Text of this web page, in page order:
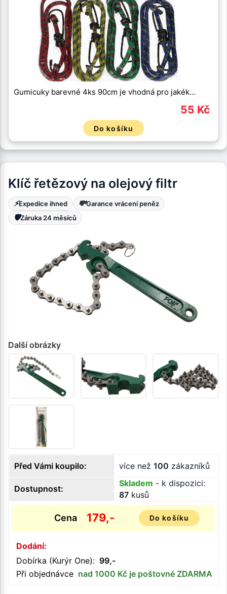
Gumicuky barevné 4ks 90cm je vhodná pro jakék…
55 Kč
Do košíku
Klíč řetězový na olejový filtr
⚡Expedice ihned 💸Garance vrácení peněz
🛡️Záruka 24 měsíců
Další obrázky
Před Vámi koupilo: více než 100 zákazníků
Dostupnost:
Skladem - k dispozici:
87 kusů
Cena 179,- Do košíku
Dodání:
Dobírka (Kurýr One): 99,-
Při objednávce nad 1000 Kč je poštovné ZDARMA